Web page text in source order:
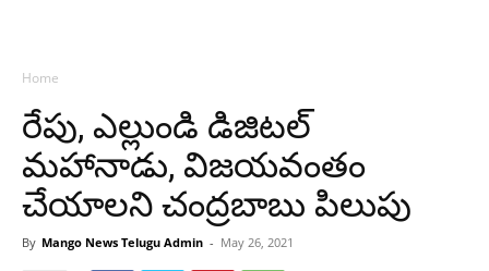
Home
రేపు, ఎల్లుండి డిజిటల్
మహానాడు, విజయవంతం
చేయాలని చంద్రబాబు పిలుపు
By Mango News Telugu Admin - May 26, 2021